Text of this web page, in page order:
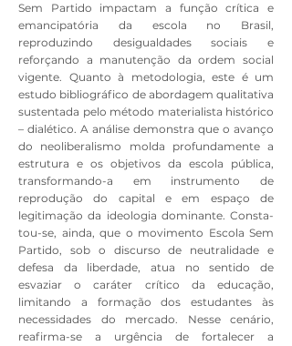
Sem Partido impac­tam a função crítica e
emancipatória da escola no Brasil,
reproduzindo desi­gualdades sociais e
reforçando a manutenção da ordem social
vigente. Quanto à metodologia, este é um
estudo bibliográfico de abordagem qualita­tiva
sustentada pelo método materialista histórico
– dialético. A análise de­monstra que o avanço
do neoliberalismo molda profundamente a
estrutura e os objetivos da escola pública,
transformando-a em instrumento de
reprodu­ção do capital e em espaço de
legitimação da ideologia dominante. Consta­
tou-se, ainda, que o movimento Escola Sem
Partido, sob o discurso de neu­tralidade e
defesa da liberdade, atua no sentido de
esvaziar o caráter crítico da educação,
limitando a formação dos estudantes às
necessidades do mer­cado. Nesse cenário,
reafirma-se a urgência de fortalecer a